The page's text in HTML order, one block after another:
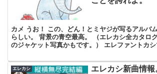
カメ うお！ この、どん！とミヤジが写るアルバ
らしい。 背景の青空最高。 （エレカシ全カタロ
のジャケット写真かもです。） エレファントカ
エレカシ
エレカシ新曲情